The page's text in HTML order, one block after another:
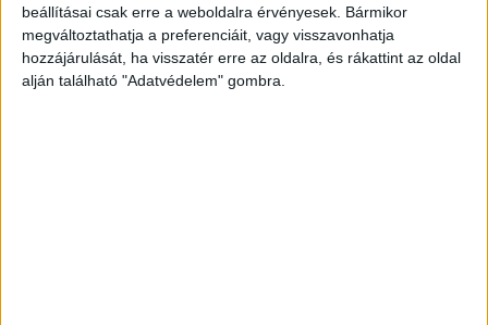
beállításai csak erre a weboldalra érvényesek. Bármikor
megváltoztathatja a preferenciáit, vagy visszavonhatja
hozzájárulását, ha visszatér erre az oldalra, és rákattint az oldal
alján található "Adatvédelem" gombra.